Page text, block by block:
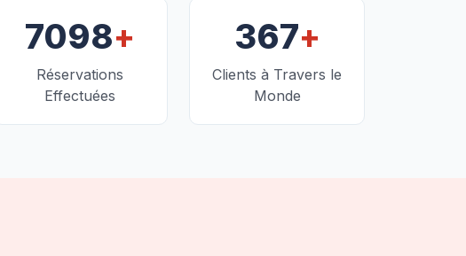
7098+
Réservations
Effectuées
367+
Clients à Travers le
Monde